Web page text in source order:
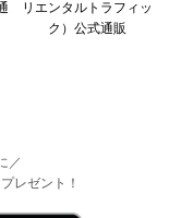
／
レゼント！